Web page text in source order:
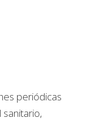
periódicas